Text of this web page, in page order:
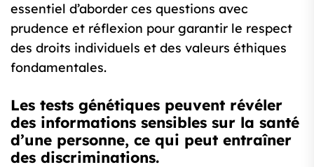
essentiel d’aborder ces questions avec
prudence et réflexion pour garantir le respect
des droits individuels et des valeurs éthiques
fondamentales.
Les tests génétiques peuvent révéler
des informations sensibles sur la santé
d’une personne, ce qui peut entraîner
des discriminations.